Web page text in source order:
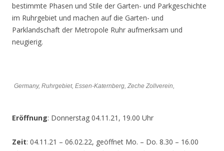
bestimmte Phasen und Stile der Garten- und Parkgeschichte
im Ruhrgebiet und machen auf die Garten- und
Parklandschaft der Metropole Ruhr aufmerksam und
neugierig.
Germany, Ruhrgebiet, Essen-Katernberg, Zeche Zollverein,
Eröffnung: Donnerstag 04.11.21, 19.00 Uhr
Zeit: 04.11.21 – 06.02.22, geöffnet Mo. – Do. 8.30 – 16.00